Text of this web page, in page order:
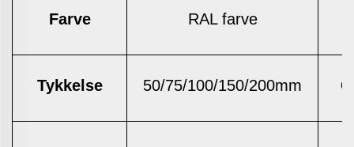
Farve RAL farve
Tykkelse 50/75/100/150/200mm